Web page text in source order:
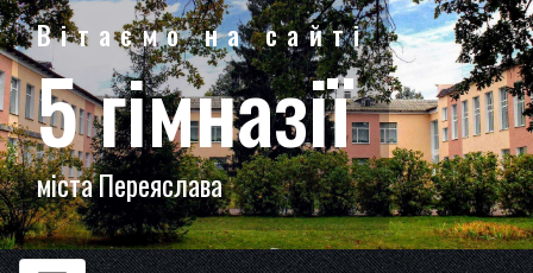
Вітаємо на сайті
5 гімназії
міста Переяслава